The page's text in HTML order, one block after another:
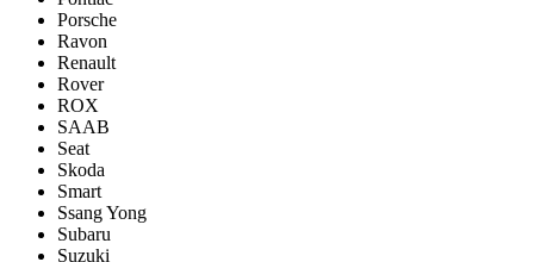
Porsсhe
Ravon
Renault
Rover
ROX
SAAB
Seat
Skoda
Smart
Ssang Yong
Subaru
Suzuki